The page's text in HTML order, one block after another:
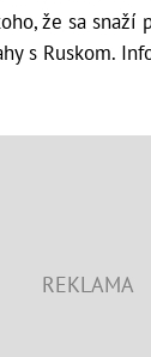
že sa
s Ruskom.